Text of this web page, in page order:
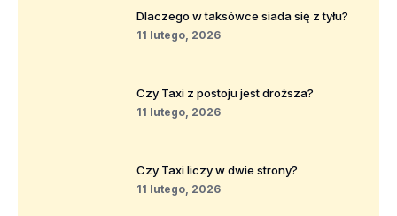
Dlaczego w taksówce siada się z tyłu?
11 lutego, 2026
Czy Taxi z postoju jest droższa?
11 lutego, 2026
Czy Taxi liczy w dwie strony?
11 lutego, 2026